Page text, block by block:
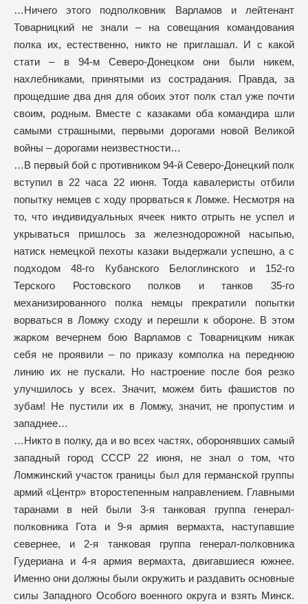
…Ничего этого подполковник Варламов и лейтенант
Товарницкий не знали – на совещания командования
полка их, естественно, никто не приглашал. И с какой
стати – в 94-м Северо-Донецком они были никем,
нахлебниками, принятыми из сострадания. Правда, за
прощедшие два дня для обоих этот полк стал уже почти
своим, родным. Вместе с казаками оба командира шли
самыми страшными, первыми дорогами новой Великой
войны – дорогами неизвестности…
…В первый бой с противником 94-й Северо-Донецкий полк
вступил в 22 часа 22 июня. Тогда кавалеристы отбили
попытку немцев с ходу прорваться к Ломже. Несмотря на
то, что индивидуальных ячеек никто отрыть не успел и
укрываться пришлось за железнодорожной насыпью,
натиск немецкой пехоты казаки выдержали успешно, а с
подходом 48-го Кубанского Белоглинского и 152-го
Терского Ростовского полков и танков 35-го
механизированного полка немцы прекратили попытки
ворваться в Ломжу сходу и перешли к обороне. В этом
жарком вечернем бою Варламов с Товарницким никак
себя не проявили – по приказу комполка на переднюю
линию их не пускали. Но настроение после боя резко
улучшилось у всех. Значит, можем бить фашистов по
зубам! Не пустили их в Ломжу, значит, не пропустим и
западнее…
…Никто в полку, да и во всех частях, оборонявших самый
западный город СССР 22 июня, не знал о том, что
Ломжинский участок границы был для германской группы
армий «Центр» второстепенным направлением. Главными
таранами в ней были 3-я танковая группа генерал-
полковника Гота и 9-я армия вермахта, наступавшие
севернее, и 2-я танковая группа генерал-полковника
Гудериана и 4-я армия вермахта, двигавшиеся южнее.
Именно они должны были окружить и раздавить основные
силы Западного Особого военного округа и взять Минск.